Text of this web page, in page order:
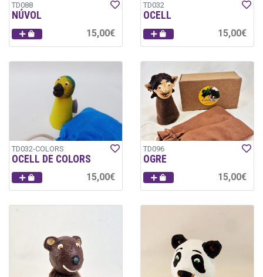
TD088
NÚVOL
15,00€
TD032
OCELL
15,00€
TD032-COLORS
OCELL DE COLORS
15,00€
TD096
OGRE
15,00€